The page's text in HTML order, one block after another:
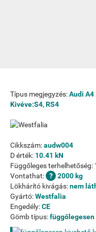
Típus megjegyzés:Audi
Kivéve:S4, RS4
Cikkszám:audw004
D érték: 10.41 kN
Függőleges terhelhetőség:
Vontathat:
2000 kg
Lökhárító kivágás:nem
Gyártó:Westfalia
Engedély:CE
Gömb típus: